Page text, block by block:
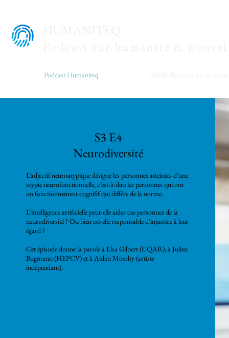
Podcast Humaniteq
S3 E4
Neurodiversité
L’adjectif neuroatypique désigne les personnes atteintes d’une
atypie neurofonctionnelle, c’est-à-dire les personnes qui ont
un fonctionnement cognifif qui diffère de la norme.
L’intelligence artificielle peut-elle aider ces personnes de la
neurodiversité ? Ou bien est-elle responsable d’injustice à leur
égard ?
Cet épisode donne la parole àElsa Gilbert(UQAR), àJulien
Bugmann(HEPCV) et àAidan Moesby(artiste
indépendant).